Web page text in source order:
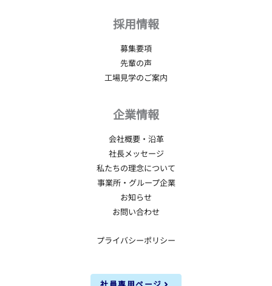
採用情報
募集要項
先輩の声
工場見学のご案内
企業情報
会社概要・沿革
社長メッセージ
私たちの理念について
事業所・グループ企業
お知らせ
お問い合わせ
プライバシーポリシー